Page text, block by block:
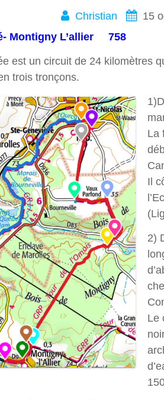
Christian 15
Montigny L’allier 758
est un circuit de 24 kilomètres
trois tronçons.
La
Il
2)
Le